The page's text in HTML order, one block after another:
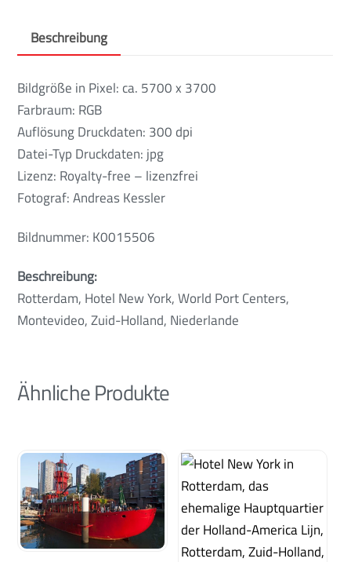
Beschreibung
Bildgröße in Pixel: ca. 5700 x 3700
Farbraum: RGB
Auflösung Druckdaten: 300 dpi
Datei-Typ Druckdaten: jpg
Lizenz: Royalty-free – lizenzfrei
Fotograf: Andreas Kessler
Bildnummer: K0015506
Beschreibung:
Rotterdam, Hotel New York, World Port Centers,
Montevideo, Zuid-Holland, Niederlande
Ähnliche Produkte